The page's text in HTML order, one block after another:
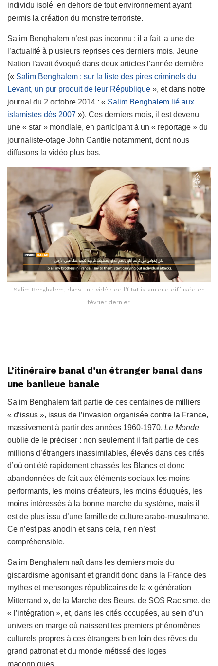
individu isolé, en dehors de tout environnement ayant
permis la création du monstre terroriste.
Salim Benghalem n’est pas inconnu : il a fait la une de
l’actualité à plusieurs reprises ces derniers mois. Jeune
Nation l’avait évoqué dans deux articles l’année dernière
(« Salim Benghalem : sur la liste des pires criminels du
Levant, un pur produit de leur République », et dans notre
journal du 2 octobre 2014 : « Salim Benghalem lié aux
islamistes dès 2007 »). Ces derniers mois, il est devenu
une « star » mondiale, en participant à un « reportage » du
journaliste-otage John Cantlie notamment, dont nous
diffusons la vidéo plus bas.
Salim Benghalem, dans une vidéo de l’État islamique diffusée en
février dernier.
L’itinéraire banal d’un étranger banal dans
une banlieue banale
Salim Benghalem fait partie de ces centaines de milliers
« d’issus », issus de l’invasion organisée contre la France,
massivement à partir des années 1960-1970. Le Monde
oublie de le préciser : non seulement il fait partie de ces
millions d’étrangers inassimilables, élevés dans ces cités
d’où ont été rapidement chassés les Blancs et donc
abandonnées de fait aux éléments sociaux les moins
performants, les moins créateurs, les moins éduqués, les
moins intéressés à la bonne marche du système, mais il
est de plus issu d’une famille de culture arabo-musulmane.
Ce n’est pas anodin et sans cela, rien n’est
compréhensible.
Salim Benghalem naît dans les derniers mois du
giscardisme agonisant et grandit donc dans la France des
mythes et mensonges républicains de la « génération
Mitterrand », de la Marche des Beurs, de SOS Racisme, de
« l’intégration », et, dans les cités occupées, au sein d’un
univers en marge où naissent les premiers phénomènes
culturels propres à ces étrangers bien loin des rêves du
grand patronat et du monde métissé des loges
maçonniques.